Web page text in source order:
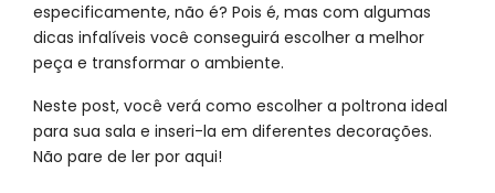
especificamente, não é? Pois é, mas com algumas
dicas infalíveis você conseguirá escolher a melhor
peça e transformar o ambiente.
Neste post, você verá como escolher a poltrona ideal
para sua sala e inseri-la em diferentes decorações.
Não pare de ler por aqui!